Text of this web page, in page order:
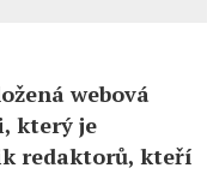
webová
který je
redaktorů, kteří